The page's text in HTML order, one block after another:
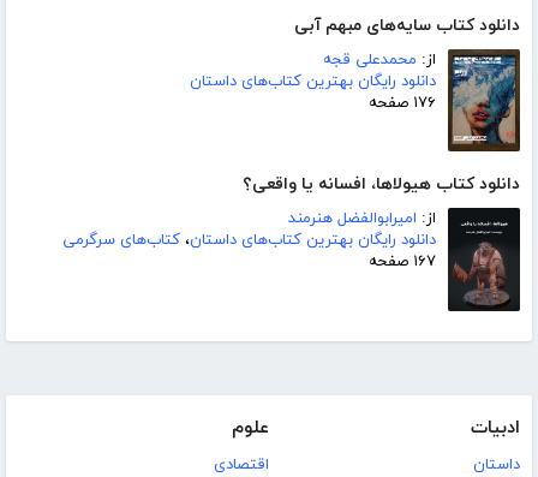
دانلود کتاب سایه‌های مبهم آبی
از: محمدعلی قجه
دانلود رایگان بهترین کتاب‌های داستان
۱۷۶ صفحه
دانلود کتاب هیولاها، افسانه یا واقعی؟
از: امیرابوالفضل هنرمند
دانلود رایگان بهترین کتاب‌های داستان، کتاب‌های سرگرمی
۱۶۷ صفحه
ادبیات
داستان
علوم
اقتصادی